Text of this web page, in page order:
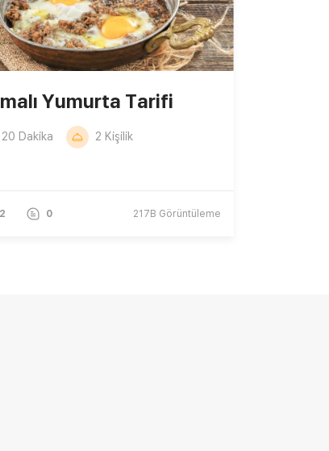
Yumurta Tarifi
20 Dakika 2 Kişilik
0 217B Görüntüleme